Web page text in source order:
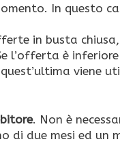
In questo
in busta
l’offerta è
viene
. Non è
di due mesi ed un